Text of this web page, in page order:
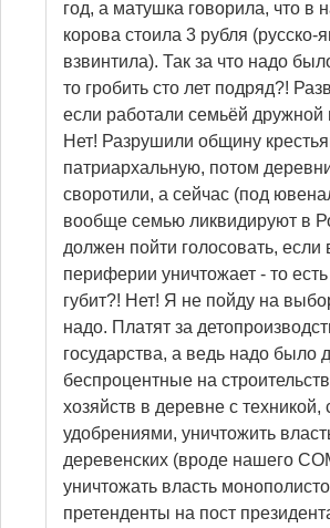
год, а матушка говорила, что в
корова стоила 3 рубля
взвинтила). Так за что надо
то гробить сто лет подряд?!
если работали семьёй дружной
Нет! Разрушили общину
патриархальную, потом
своротили, а сейчас (под
вообще семью ликвидируют в
должен пойти голосовать, если
периферии уничтожает - то
губит?! Нет! Я не пойду на
надо. Платят за
государства, а ведь надо было
беспроцентные на
хозяйств в деревне с
удобрениями, уничтожить
деревенских (вроде нашего
уничтожать власть
претенденты на пост